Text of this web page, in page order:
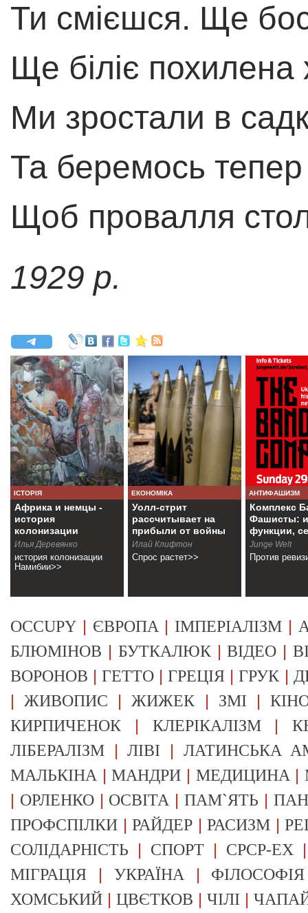
Ти смієшся. Ще
Ще біліє похилена
Ми зростали в
Та беремось тепер
Щоб провалля
1929 р.
ІСТОРІЯ
Африка и немцы -
история
колонизации
Намибии
Илья Деревянко
история колонизации
Намибии>>
ЕКОНОМІКА
Уолл-стрит
рассчитывает на
прибыли от войны
Илай Клифтон
Спрос растет>>
АНТИФАШИЗМ
Комплекс
Фашисты:
функции,
Junge Welt
Против
OCCUPY | ЄВРОПА | ІМПЕРІАЛІЗМ |
БЛЮМІНОВ | БУТКАЛЮК|ВІДЕО |
ВОРОНОВ |ГЕТТО |ГРЕЦІЯ |ГРУК |
|ЖИВОПИС |ЖИЖЕК | ЗМІ |
КИРПИЧЕНОК | КЛЕРІКАЛІЗМ|
ЛІБЕРАЛІЗМ |ЛІВІ | ЛАТИНСЬКА
МАЛЬКІНА |МАНДРИ | МЕДИЦИНА |
| ОРЛЕНКО| ОСВІТА |ПАМ`ЯТЬ |
ПРОФСПІЛКИ |РАЙДЕР |РАСИЗМ |
СОЛІДАРНІСТЬ | СПОРТ | СРСР-EX
МІГРАЦІЯ | УКРАЇНА | ФІЛОСОФІЯ
ХОМСЬКИЙ | ЦВЄТКОВ | ЧІЛІ |